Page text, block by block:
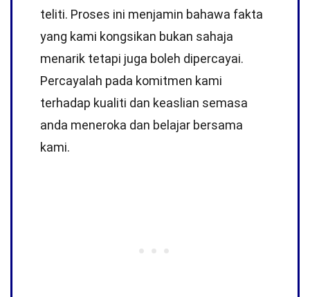
teliti. Proses ini menjamin bahawa fakta
yang kami kongsikan bukan sahaja
menarik tetapi juga boleh dipercayai.
Percayalah pada komitmen kami
terhadap kualiti dan keaslian semasa
anda meneroka dan belajar bersama
kami.